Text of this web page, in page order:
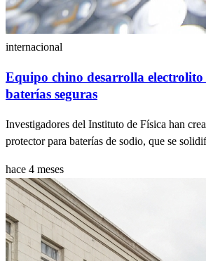
internacional
Equipo chino desarrolla
baterías seguras
Investigadores del Instituto de Física han
protector para baterías de sodio, que se
hace 4 meses